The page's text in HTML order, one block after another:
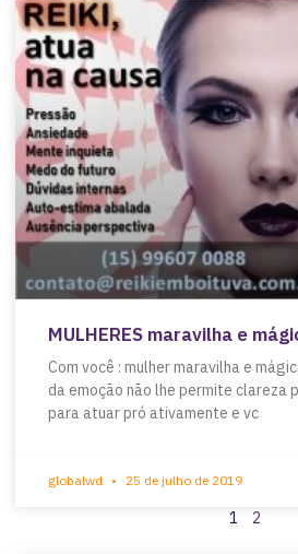
MULHERES maravilha e
Com você : mulher maravilha e
da emoção não lhe permite clareza
para atuar pró ativamente e vc
globalwd 25 de julho de 2019
1 2